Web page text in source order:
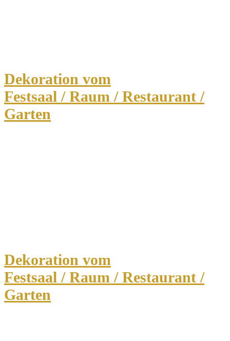
Dekoration vom
Festsaal / Raum / Restaurant /
Garten
Dekoration vom
Festsaal / Raum / Restaurant /
Garten